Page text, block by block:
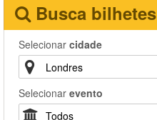
Busca bilhetes
Selecionar cidade
Selecionar evento